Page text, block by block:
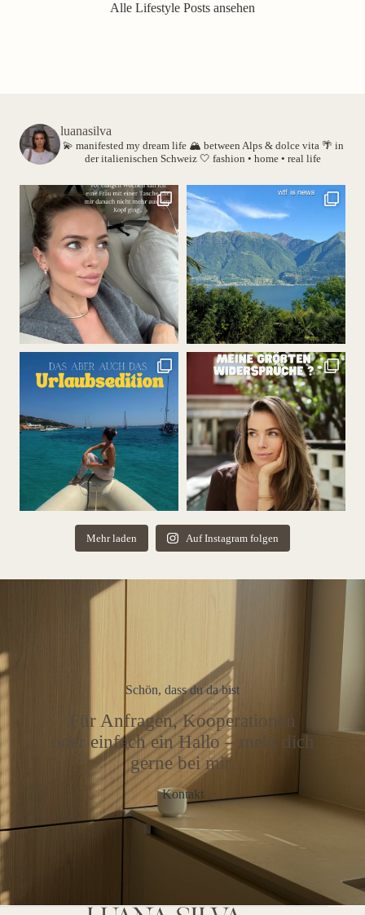
Alle Lifestyle Posts ansehen
luanasilva
💫 manifested my dream life 🏔️ between Alps & dolce vita 🌴 in
der italienischen Schweiz 🤍 fashion • home • real life
Mehr laden Auf Instagram folgen
Schön, dass du da bist
Für Anfragen, Kooperationen
oder einfach ein Hallo – meld dich
gerne bei mir.
Kontakt